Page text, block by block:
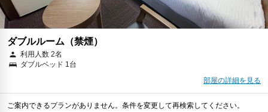
ダブルルーム（禁煙）
利用人数 2名
ダブルベッド 1台
部屋の詳細を見る
ご案内できるプランがありません。条件を変更して再検索してください。